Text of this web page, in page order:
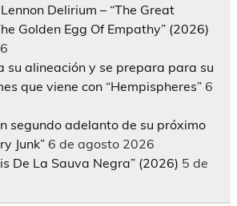
Delirium – “The Great
Golden Egg Of Empathy” (2026)
su alineación y se prepara para su
que viene con “Hempispheres” 6
segundo adelanto de su próximo
Junk” 6 de agosto 2026
De La Sauva Negra” (2026) 5 de